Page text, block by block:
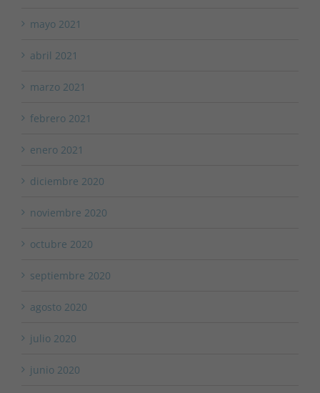
mayo 2021
abril 2021
marzo 2021
febrero 2021
enero 2021
diciembre 2020
noviembre 2020
octubre 2020
septiembre 2020
agosto 2020
julio 2020
junio 2020